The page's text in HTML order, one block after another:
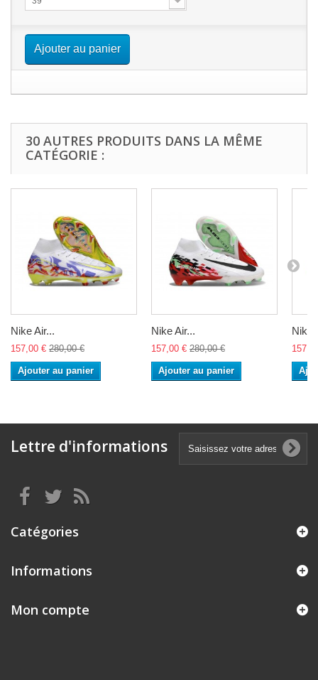
Ajouter au panier
30 AUTRES PRODUITS DANS LA MÊME
CATÉGORIE :
Nike Air...
157,00 € 280,00 €
Ajouter au panier
Nike Air...
157,00 € 280,00 €
Ajouter au panier
Nike
Lettre d'informations
Catégories
Informations
Mon compte